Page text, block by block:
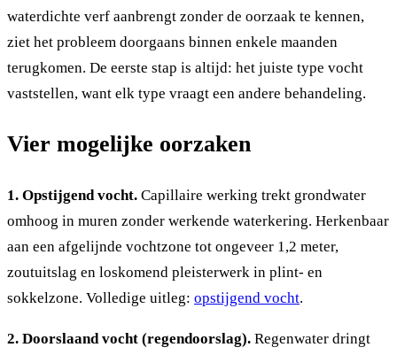
waterdichte verf aanbrengt zonder de oorzaak te kennen,
ziet het probleem doorgaans binnen enkele maanden
terugkomen. De eerste stap is altijd: het juiste type vocht
vaststellen, want elk type vraagt een andere behandeling.
Vier mogelijke oorzaken
1. Opstijgend vocht. Capillaire werking trekt grondwater
omhoog in muren zonder werkende waterkering. Herkenbaar
aan een afgelijnde vochtzone tot ongeveer 1,2 meter,
zoutuitslag en loskomend pleisterwerk in plint- en
sokkelzone. Volledige uitleg: opstijgend vocht.
2. Doorslaand vocht (regendoorslag). Regenwater dringt